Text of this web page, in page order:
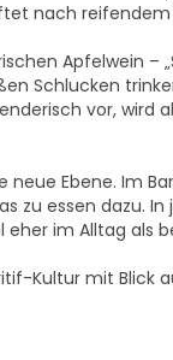
nach reifendem
Apfelwein –
Schlucken
vor, wird
Ebene. Im
essen dazu. In
eher im Alltag als
Kultur mit Blick